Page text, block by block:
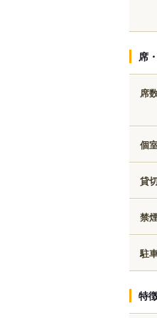
席
席
個
貸
禁
駐
特